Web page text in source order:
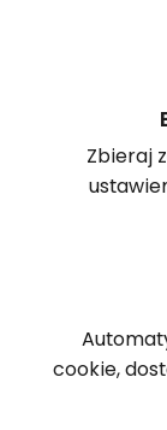
Zbieraj
cookie,